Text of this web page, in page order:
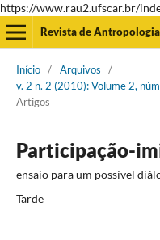
https://www.rau2.ufscar.br/
Revista de Antropologia
Início / Arquivos
/
v. 2 n. 2 (2010): Volume 2,
Artigos
Participação-
ensaio para um possível
Tarde